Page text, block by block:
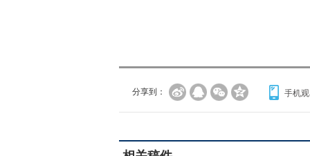
分享到： 手机